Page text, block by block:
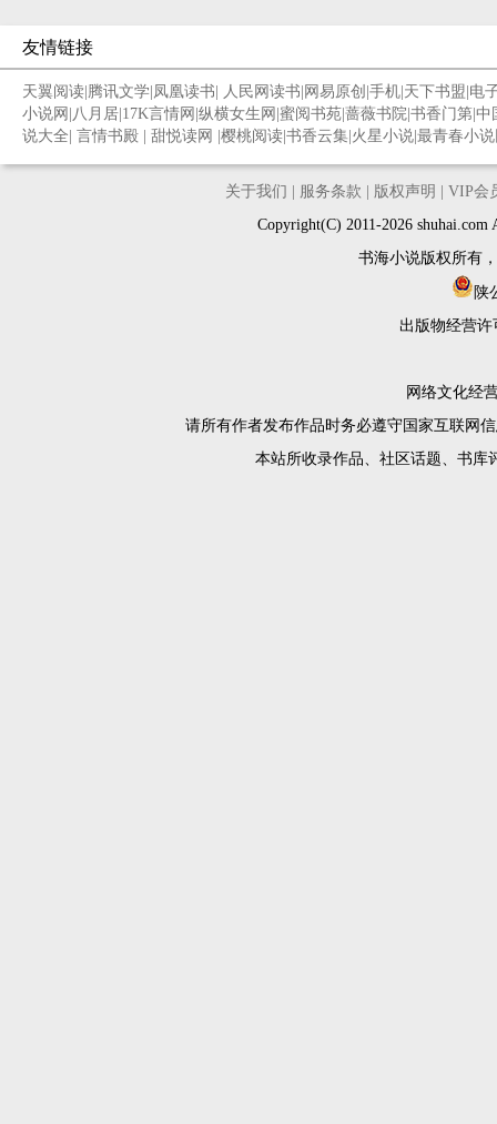
友情链接
天翼阅读 腾讯文学 凤凰读书 人民网读书 网易原创 手机 天下书盟 电
小说网 八月居 17K言情网 纵横女生网 蜜阅书苑 蔷薇书院 书香门第 中
说大全 言情书殿 甜悦读网 樱桃阅读 书香云集 火星小说 最青春小
关于我们 服务条款 版权声明
VIP会
Copyright(C) 2011-2026
书海小说版权所有
陕
出版物经营许
网络文化经
请所有作者发布作品时务必遵守国家互联网
本站所收录作品、社区话题、书库